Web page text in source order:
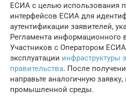
ЕСИА с целью использования
интерфейсов ЕСИА для
аутентификации заявителей,
Регламента информационного
Участников с Оператором
эксплуатации инфраструктуры
правительства. После
направьте аналогичную
промышленной среды.